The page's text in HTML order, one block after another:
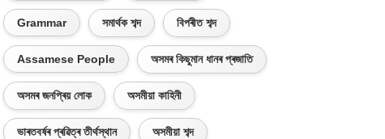
Grammar সমাৰ্থক শব্দ বিপৰীত শব্দ
Assamese People অসমৰ কিছুমান ধানৰ প্ৰজাতি
অসমৰ জনপ্ৰিয় লোক অসমীয়া কাহিনী
ভাৰতবৰ্ষৰ প্ৰৱিত্ৰ তীৰ্থস্থান অসমীয়া শব্দ